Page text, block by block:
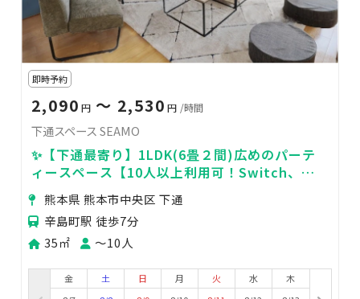
即時予約
2,090 円 〜 2,530 円 /時間
下通スペース SEAMO
✨【下通最寄り】1LDK(6畳２間)広めのパーテ
ィースペース【10人以上利用可！Switch、ア
マプラ、オーブン等キッチン充実】
熊本県 熊本市中央区 下通
辛島町駅 徒歩7分
35㎡
〜10人
金
土
日
月
火
水
木